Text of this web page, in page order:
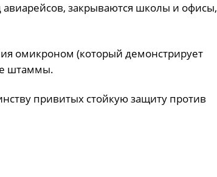
закрываются школы и офисы,
омикроном (который демонстрирует
штаммы.
привитых стойкую защиту против